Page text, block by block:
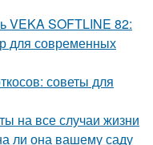
VEKA SOFTLINE 82:
для современных
советы для
на все случаи жизни
ли она вашему саду